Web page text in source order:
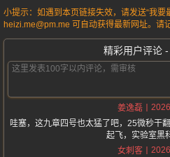
小提示：如遇到本页链接失效，请发送“我要
heizi.me@pm.me 可自动获得最新网址。请
精彩用户评论
姜逸磊
哇塞，这九章四号也太猛了吧，25微秒干
起飞，实验室黑
女刺客